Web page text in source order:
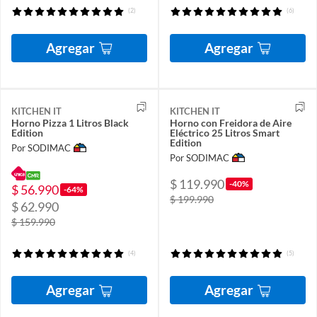
(2)
Agregar
(6)
Agregar
KITCHEN IT
Horno Pizza 1 Litros Black
Edition
Por SODIMAC
$ 56.990 -64%
$ 62.990
$ 159.990
(4)
Agregar
KITCHEN IT
Horno con Freidora de Aire
Eléctrico 25 Litros Smart
Edition
Por SODIMAC
$ 119.990 -40%
$ 199.990
(5)
Agregar